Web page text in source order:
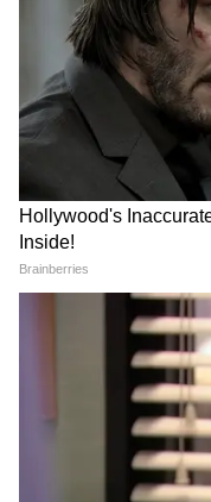
Bombay High
Gadkari को बॉम्बे
Meta, Google को
रांची प्रोटेस्ट में अब अड़
और छात्रों का जोश दिखा